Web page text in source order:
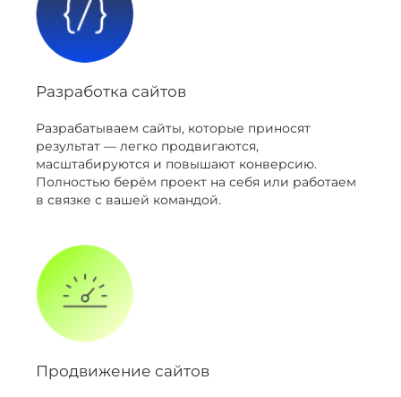
Разработка сайтов
Разрабатываем сайты, которые приносят
результат — легко продвигаются,
масштабируются и повышают конверсию.
Полностью берём проект на себя или работаем
в связке с вашей командой.
Продвижение сайтов